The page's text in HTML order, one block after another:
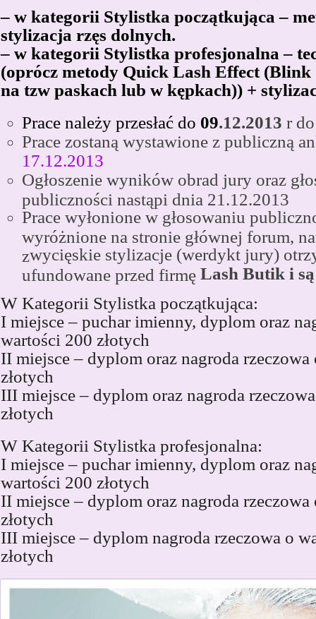
– w kategorii Stylistka początkująca –
stylizacja rzęs dolnych.
– w kategorii Stylistka profesjonalna –
(oprócz metody Quick Lash Effect (Blink
na tzw paskach lub w kępkach)) +
Prace należy przesłać do 09.12.2013 r
Prace zostaną wystawione z publiczną
17.12.2013
Ogłoszenie wyników obrad jury oraz
publiczności nastąpi dnia 21.12.2013
Prace wyłonione w głosowaniu
wyróżnione na stronie głównej forum,
zwycięskie stylizacje (werdykt jury)
ufundowane przed firmę Lash Butik i
W Kategorii Stylistka początkująca:
I miejsce – puchar imienny, dyplom oraz
wartości 200 złotych
II miejsce – dyplom oraz nagroda
złotych
III miejsce – dyplom oraz nagroda
złotych
W Kategorii Stylistka profesjonalna:
I miejsce – puchar imienny, dyplom oraz
wartości 200 złotych
II miejsce – dyplom oraz nagroda
złotych
III miejsce – dyplom nagroda rzeczowa o
złotych